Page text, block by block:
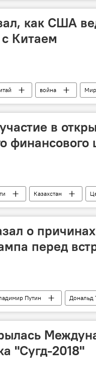
как США
Китаем
война Мир
в
финансового
Казахстан
о причинах
перед
Путин Дональд
"Сугд-2018"